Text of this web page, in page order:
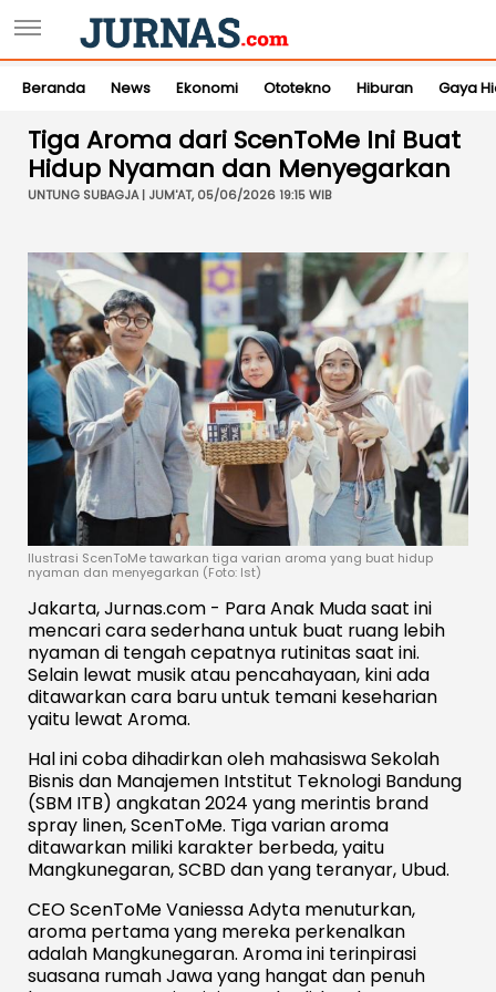
Beranda News Ekonomi Ototekno Hiburan Gaya
Tiga Aroma dari ScenToMe Ini Buat
Hidup Nyaman dan Menyegarkan
UNTUNG SUBAGJA | JUM'AT, 05/06/2026 19:15 WIB
Ilustrasi ScenToMe tawarkan tiga varian aroma yang buat hidup
nyaman dan menyegarkan (Foto: Ist)
Jakarta, Jurnas.com - Para Anak Muda saat ini
mencari cara sederhana untuk buat ruang lebih
nyaman di tengah cepatnya rutinitas saat ini.
Selain lewat musik atau pencahayaan, kini ada
ditawarkan cara baru untuk temani keseharian
yaitu lewat Aroma.
Hal ini coba dihadirkan oleh mahasiswa Sekolah
Bisnis dan Manajemen Intstitut Teknologi Bandung
(SBM ITB) angkatan 2024 yang merintis brand
spray linen, ScenToMe. Tiga varian aroma
ditawarkan miliki karakter berbeda, yaitu
Mangkunegaran, SCBD dan yang teranyar, Ubud.
CEO ScenToMe Vaniessa Adyta menuturkan,
aroma pertama yang mereka perkenalkan
adalah Mangkunegaran. Aroma ini terinpirasi
suasana rumah Jawa yang hangat dan penuh